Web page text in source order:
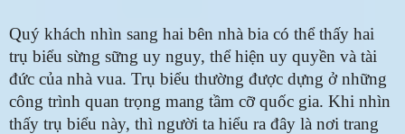
Quý khách nhìn sang hai bên nhà bia có thể thấy hai
trụ biểu sừng sững uy nguy, thể hiện uy quyền và tài
đức của nhà vua. Trụ biểu thường được dựng ở những
công trình quan trọng mang tầm cỡ quốc gia. Khi nhìn
thấy trụ biểu này, thì người ta hiểu ra đây là nơi trang